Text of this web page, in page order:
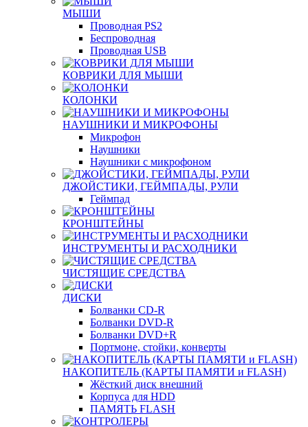
МЫШИ
Проводная PS2
Беспроводная
Проводная USB
КОВРИКИ ДЛЯ МЫШИ
КОЛОНКИ
НАУШНИКИ И МИКРОФОНЫ
Микрофон
Наушники
Наушники с микрофоном
ДЖОЙСТИКИ, ГЕЙМПАДЫ, РУЛИ
Геймпад
КРОНШТЕЙНЫ
ИНСТРУМЕНТЫ И РАСХОДНИКИ
ЧИСТЯЩИЕ СРЕДСТВА
ДИСКИ
Болванки CD-R
Болванки DVD-R
Болванки DVD+R
Портмоне, стойки, конверты
НАКОПИТЕЛЬ (КАРТЫ ПАМЯТИ и FLASH)
Жёсткий диск внешний
Корпуса для HDD
ПАМЯТЬ FLASH